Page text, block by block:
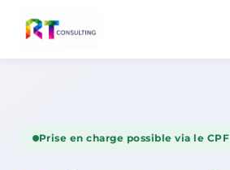
Prise en charge possible via le CPF